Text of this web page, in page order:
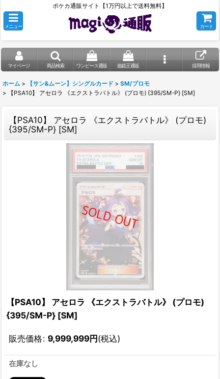
ポケカ通販サイト【1万円以上で送料無料】
メニュー カート
マイページ 商品検索 ワンピース通販 遊戯王通販 採用情報
ホーム > 【サン&ムーン】シングルカード > SM/プロモ
>
【PSA10】 アセロラ 《エクストラバトル》 (プロモ) {395/SM-P} [SM]
【PSA10】 アセロラ 《エクストラバトル》 (プロモ)
{395/SM-P} [SM]
【PSA10】 アセロラ 《エクストラバトル》 (プロモ)
{395/SM-P} [SM]
販売価格: 9,999,999円(税込)
在庫なし